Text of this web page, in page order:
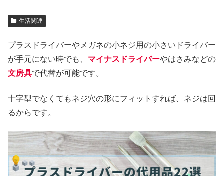
生活関連
プラスドライバーやメガネの小ネジ用の小さいドライバー
が手元にない時でも、 マイナスドライバーやはさみなどの
文房具で代替が可能です。
十字型でなくてもネジ穴の形にフィットすれば、ネジは回
るからです。